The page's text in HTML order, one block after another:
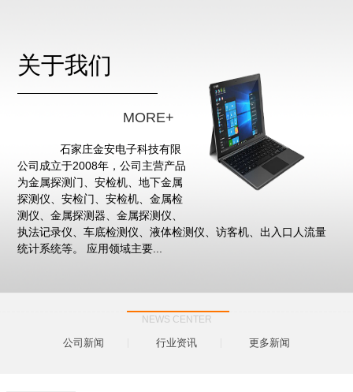
关于我们
MORE+
石家庄金安电子科技有限
公司成立于2008年，公司主营产品
为金属探测门、安检机、地下金属
探测仪、安检门、安检机、金属检
测仪、金属探测器、金属探测仪、
执法记录仪、车底检测仪、液体检测仪、访客机、出入口人流量
统计系统等。 应用领域主要...
NEWS CENTER
公司新闻 行业资讯 更多新闻